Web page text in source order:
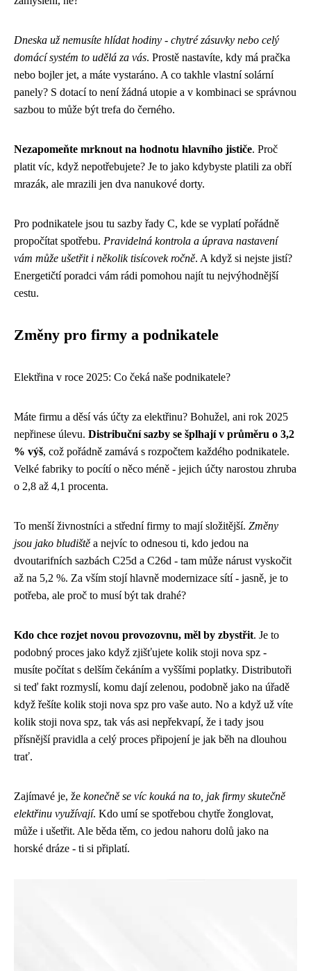
Dneska už nemusíte hlídat hodiny - chytré zásuvky nebo celý
domácí systém to udělá za vás. Prostě nastavíte, kdy má pračka
nebo bojler jet, a máte vystaráno. A co takhle vlastní solární
panely? S dotací to není žádná utopie a v kombinaci se správnou
sazbou to může být trefa do černého.
Nezapomeňte mrknout na hodnotu hlavního jističe. Proč
platit víc, když nepotřebujete? Je to jako kdybyste platili za obří
mrazák, ale mrazili jen dva nanukové dorty.
Pro podnikatele jsou tu sazby řady C, kde se vyplatí pořádně
propočítat spotřebu. Pravidelná kontrola a úprava nastavení
vám může ušetřit i několik tisícovek ročně. A když si nejste jistí?
Energetičtí poradci vám rádi pomohou najít tu nejvýhodnější
cestu.
Změny pro firmy a podnikatele
Elektřina v roce 2025: Co čeká naše podnikatele?
Máte firmu a děsí vás účty za elektřinu? Bohužel, ani rok 2025
nepřinese úlevu. Distribuční sazby se šplhají v průměru o 3,2
% výš, což pořádně zamává s rozpočtem každého podnikatele.
Velké fabriky to pocítí o něco méně - jejich účty narostou zhruba
o 2,8 až 4,1 procenta.
To menší živnostníci a střední firmy to mají složitější. Změny
jsou jako bludiště a nejvíc to odnesou ti, kdo jedou na
dvoutarifních sazbách C25d a C26d - tam může nárust vyskočit
až na 5,2 %. Za vším stojí hlavně modernizace sítí - jasně, je to
potřeba, ale proč to musí být tak drahé?
Kdo chce rozjet novou provozovnu, měl by zbystřit. Je to
podobný proces jako když zjišťujete kolik stoji nova spz -
musíte počítat s delším čekáním a vyššími poplatky. Distributoři
si teď fakt rozmyslí, komu dají zelenou, podobně jako na úřadě
když řešíte kolik stoji nova spz pro vaše auto. No a když už víte
kolik stoji nova spz, tak vás asi nepřekvapí, že i tady jsou
přísnější pravidla a celý proces připojení je jak běh na dlouhou
trať.
Zajímavé je, že konečně se víc kouká na to, jak firmy skutečně
elektřinu využívají. Kdo umí se spotřebou chytře žonglovat,
může i ušetřit. Ale běda těm, co jedou nahoru dolů jako na
horské dráze - ti si připlatí.